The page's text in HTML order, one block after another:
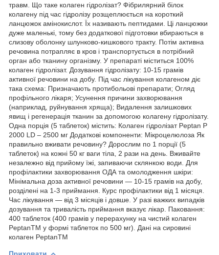
травм. Що таке колаген гідролізат? Фібрилярний білок
колагену під час гідролізу розщеплюється на короткий
ланцюжок амінокислот. Їх називають пептидами. Ці ланцюжки
дуже маленькі, тому без додаткової підготовки вбираються в
слизову оболонку шлунково-кишкового тракту. Потім активна
речовина потрапляє в кров і транспортується в потрібний
орган або тканину організму. У препараті міститься 100%
колаген гідролізат. Дозування гідролізату: 10-15 грамів
активної речовини на добу. Під час лікування колагеном діє
така схема: Призначають протибольові препарати; Огляд
профільного лікаря; Усунення причини захворювання
(наприклад, руйнування хряща); Видалення залишкових
явищ і регенерація тканин за допомогою колагену гідролізату.
Одна порція (5 таблеток) містить: Колаген гідролізат Peptan P
2000 LD – 2500 мг Додаткові компоненти: Мікроцелюлоза Як
правильно вживати речовину? Дорослим по 1 порції (5
таблеток) на кожні 50 кг ваги тіла, 2 рази на день. Вживайте
незалежно від прийому їжі, запиваючи склянкою води. Для
профілактики захворювання ОДА та омолодження шкіри:
Мінімальна доза активної речовини — 10-15 грамів на добу,
розділені на 1-3 приймання. Курс профілактики від 1 місяця.
Час лікування — від 3 місяців і довше. У разі важких випадків
дозування та тривалість приймання вказує лікар. Паковання:
400 таблеток (400 грамів у перерахунку на чистий колаген
PeptanTM у формі таблеток по 500 мг). Дані на сировині
колаген PeptanTM
Приховати